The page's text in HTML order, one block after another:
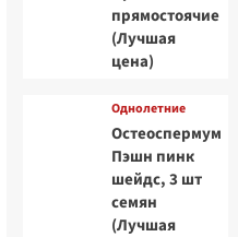
прямостоячие
(Лучшая
цена)
Однолетние
Остеоспермум
Пэшн пинк
шейдс, 3 шт
семян
(Лучшая